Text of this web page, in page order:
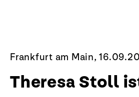
Frankfurt am Main,
Theresa Stoll